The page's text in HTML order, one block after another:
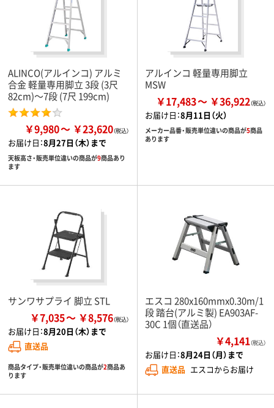
ALINCO(アルインコ) アルミ
合金 軽量専用脚立 3段 (3尺
82cm)～7段 (7尺 199cm)
￥9,980 ￥23,620
お届け日：8月27日（木）まで
天板高さ・販売単位違いの商品が9商品あり
ます
アルインコ 軽量専用脚立
MSW
￥17,483 ￥36,922
お届け日：8月11日（火）
メーカー品番・販売単位違いの商品が5商品
あります
サンワサプライ 脚立 STL
￥7,035 ￥8,576
お届け日：8月20日（木）まで
直送品
商品タイプ・販売単位違いの商品が2商品あ
ります
エスコ 280x160mmx0.30m/1
段 踏台(アルミ製) EA903AF-
30C 1個（直送品）
￥4,141（税込）
お届け日：8月24日（月）まで
直送品 エスコからお届け